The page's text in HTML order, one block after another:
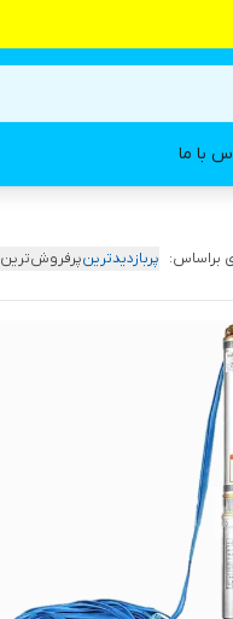
با ما
براساس: پربازدیدترینپرفروش‌ترین